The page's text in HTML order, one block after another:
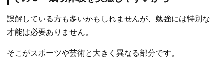
誤解している方も多いかもしれませんが、勉強には特別な
才能は必要ありません。
そこがスポーツや芸術と大きく異なる部分です。